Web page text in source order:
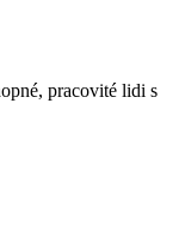
pracovité lidi s